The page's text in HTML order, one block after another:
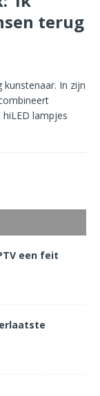
terug
kunstenaar. In zijn
lampjes
een feit